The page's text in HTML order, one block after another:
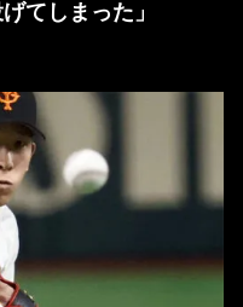
てしまった」